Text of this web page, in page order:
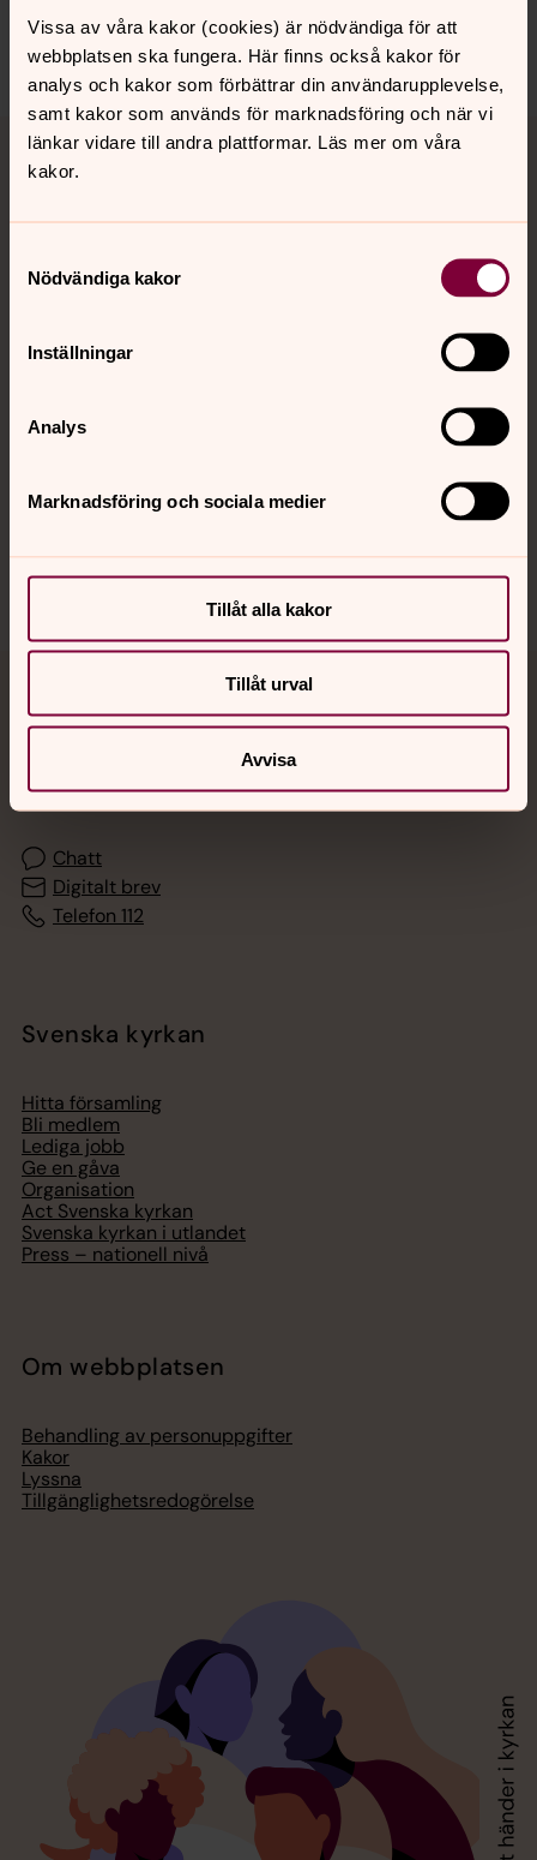
Vissa av våra kakor (cookies) är nödvändiga för att
webbplatsen ska fungera. Här finns också kakor för
analys och kakor som förbättrar din användarupplevelse,
samt kakor som används för marknadsföring och när vi
länkar vidare till andra plattformar. Läs mer om våra
kakor.
Nödvändiga kakor
Inställningar
Analys
Marknadsföring och sociala medier
Tillåt alla kakor
Tillåt urval
Avvisa
Dela
Tillbaka till toppen
Tillbaka till innehållet
Kalender
Hitta snabbt
Sociala kanaler
Jourhavande präst
Akut samtals- och krisstöd. Prata eller chatta anonymt
med en präst på kvällar och nätter.
Chatt
Digitalt brev
Telefon 112
Svenska kyrkan
Hitta församling
Bli medlem
Lediga jobb
Ge en gåva
Organisation
Act Svenska kyrkan
Svenska kyrkan i utlandet
Press – nationell nivå
Om webbplatsen
Behandling av personuppgifter
Kakor
Lyssna
Tillgänglighetsredogörelse